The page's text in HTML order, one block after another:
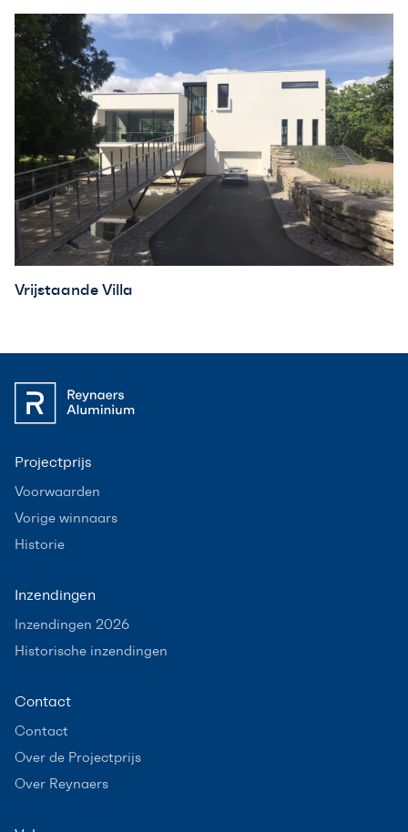
Vrijstaande Villa
Projectprijs
Voorwaarden
Vorige winnaars
Historie
Inzendingen
Inzendingen 2026
Historische inzendingen
Contact
Contact
Over de Projectprijs
Over Reynaers